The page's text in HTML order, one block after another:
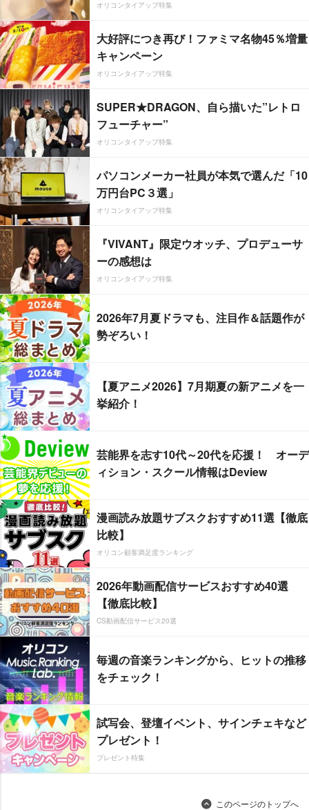
オリコンタイアップ特集
大好評につき再び！ファミマ名物45％増量
キャンペーン
オリコンタイアップ特集
SUPER★DRAGON、自ら描いた”レトロ
フューチャー”
オリコンタイアップ特集
パソコンメーカー社員が本気で選んだ「10
万円台PC３選」
オリコンタイアップ特集
『VIVANT』限定ウオッチ、プロデューサ
ーの感想は
オリコンタイアップ特集
2026年7月夏ドラマも、注目作＆話題作が
勢ぞろい！
【夏アニメ2026】7月期夏の新アニメを一
挙紹介！
芸能界を志す10代～20代を応援！ オーデ
ィション・スクール情報はDeview
漫画読み放題サブスクおすすめ11選【徹底
比較】
オリコン顧客満足度ランキング
2026年動画配信サービスおすすめ40選
【徹底比較】
CS動画配信サービス20選
毎週の音楽ランキングから、ヒットの推移
をチェック！
試写会、登壇イベント、サインチェキなど
プレゼント！
プレゼント特集
このページのトップへ